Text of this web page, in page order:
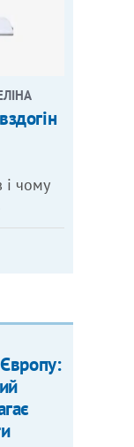
і чому